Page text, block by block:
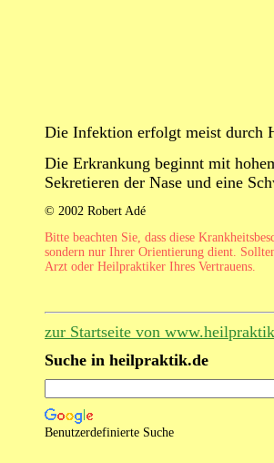
Die Infektion erfolgt meist durch
Die Erkrankung beginnt mit
Sekretieren der Nase und eine
© 2002 Robert Adé
Bitte beachten Sie, dass diese
sondern nur Ihrer Orientierung dient.
Arzt oder Heilpraktiker Ihres Vertrauens.
zur Startseite von
Suche in heilpraktik.de
Benutzerdefinierte Suche